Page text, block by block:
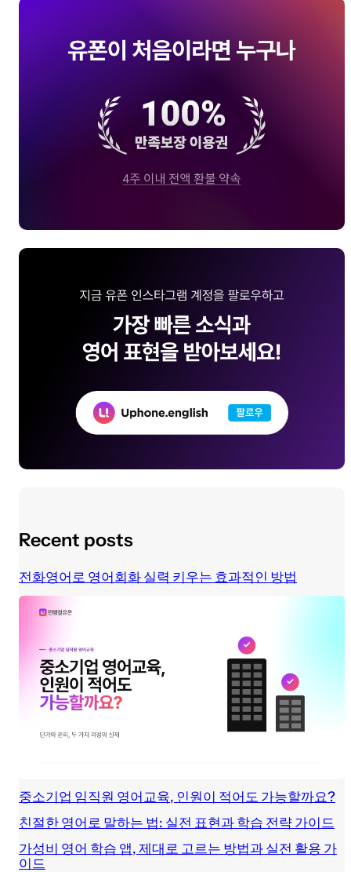
Recent posts
전화영어로 영어회화 실력 키우는 효과적인 방법
중소기업 임직원 영어교육, 인원이 적어도 가능할까요?
친절한 영어로 말하는 법: 실전 표현과 학습 전략 가이드
가성비 영어 학습 앱, 제대로 고르는 방법과 실전 활용 가
이드